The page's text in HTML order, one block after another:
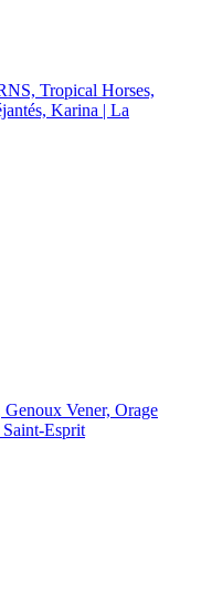
Tropical Horses,
Karina | La
Vener, Orage
Esprit